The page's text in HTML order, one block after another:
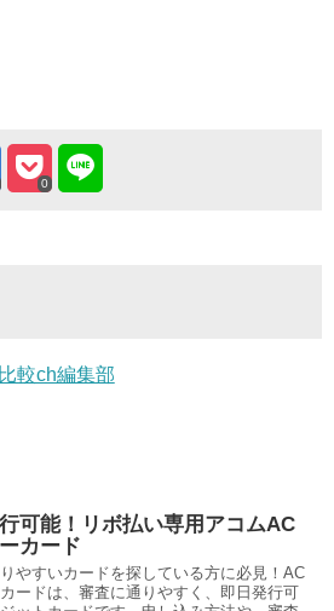
0
較ch編集部
可能！リボ払い専用アコムAC
カード
やすいカードを探している方に必見！AC
ードは、審査に通りやすく、即日発行可